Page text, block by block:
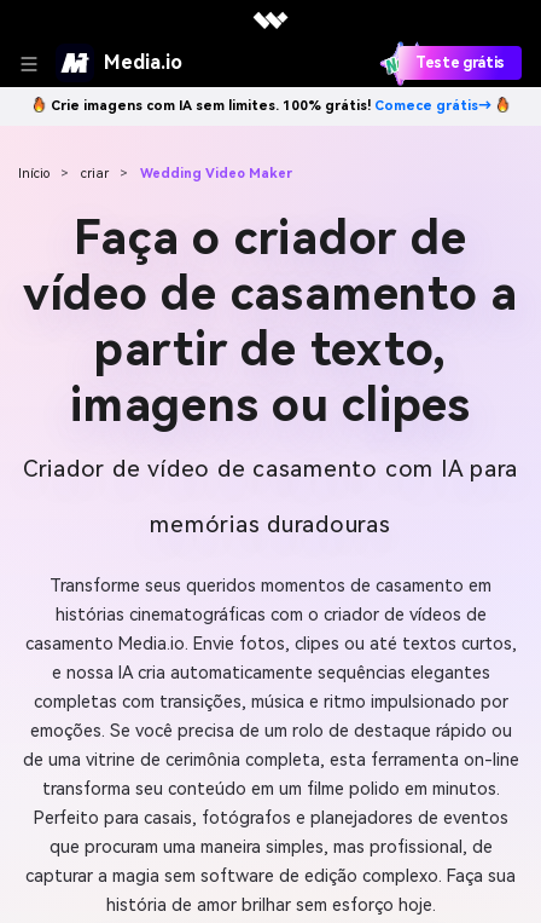
Media.io Teste grátis
Crie imagens com IA sem limites. 100% grátis! Comece grátis→
Início > criar > Wedding Video Maker
Faça o criador de
vídeo de casamento a
partir de texto,
imagens ou clipes
Criador de vídeo de casamento com IA para
memórias duradouras
Transforme seus queridos momentos de casamento em
histórias cinematográficas com o criador de vídeos de
casamento Media.io. Envie fotos, clipes ou até textos curtos,
e nossa IA cria automaticamente sequências elegantes
completas com transições, música e ritmo impulsionado por
emoções. Se você precisa de um rolo de destaque rápido ou
de uma vitrine de cerimônia completa, esta ferramenta on-line
transforma seu conteúdo em um filme polido em minutos.
Perfeito para casais, fotógrafos e planejadores de eventos
que procuram uma maneira simples, mas profissional, de
capturar a magia sem software de edição complexo. Faça sua
história de amor brilhar sem esforço hoje.